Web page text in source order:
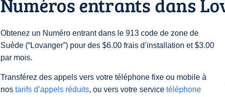
Obtenez un Numéro entrant dans le 913 code de zone de
Suède (“Lovanger”) pour des $6.00 frais d’installation et $3.00
par mois.
Transférez des appels vers votre téléphone fixe ou mobile à
nos tarifs d’appels réduits, ou vers votre service téléphone